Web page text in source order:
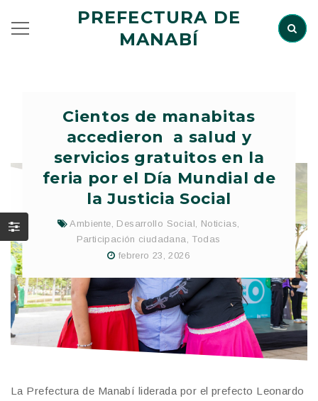
PREFECTURA DE
MANABÍ
Cientos de manabitas
accedieron a salud y
servicios gratuitos en la
feria por el Día Mundial de
la Justicia Social
Ambiente, Desarrollo Social, Noticias,
Participación ciudadana, Todas
febrero 23, 2026
La Prefectura de Manabí liderada por el prefecto Leonardo